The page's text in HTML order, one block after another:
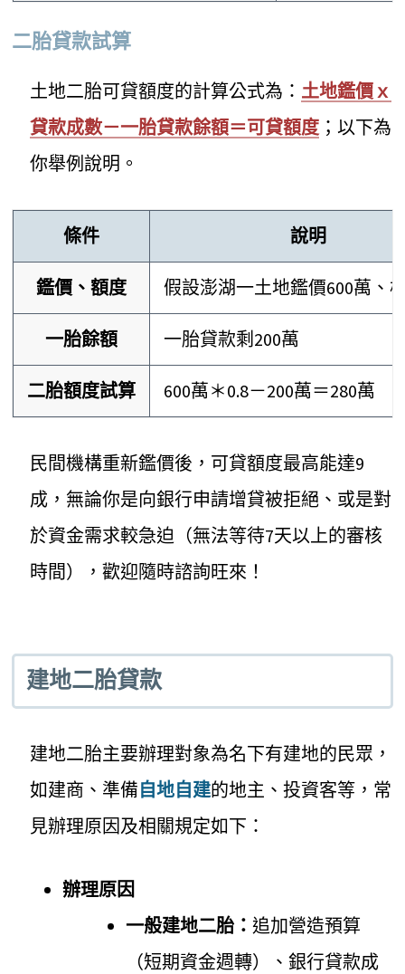
二胎貸款試算
土地二胎可貸額度的計算公式為： 土地鑑價ｘ
貸款成數－一胎貸款餘額＝可貸額度 ；以下為
你舉例說明。
條件 說明
鑑價、額度 假設澎湖一土地鑑價600萬、
一胎餘額 一胎貸款剩200萬
二胎額度試算 600萬＊0.8－200萬＝280萬
民間機構重新鑑價後，可貸額度最高能達9
成，無論你是向銀行申請增貸被拒絕、或是對
於資金需求較急迫（無法等待7天以上的審核
時間），歡迎隨時諮詢旺來！
建地二胎貸款
建地二胎主要辦理對象為名下有建地的民眾，
如建商、準備自地自建的地主、投資客等，常
見辦理原因及相關規定如下：
辦理原因
一般建地二胎：追加營造預算
（短期資金週轉）、銀行貸款成